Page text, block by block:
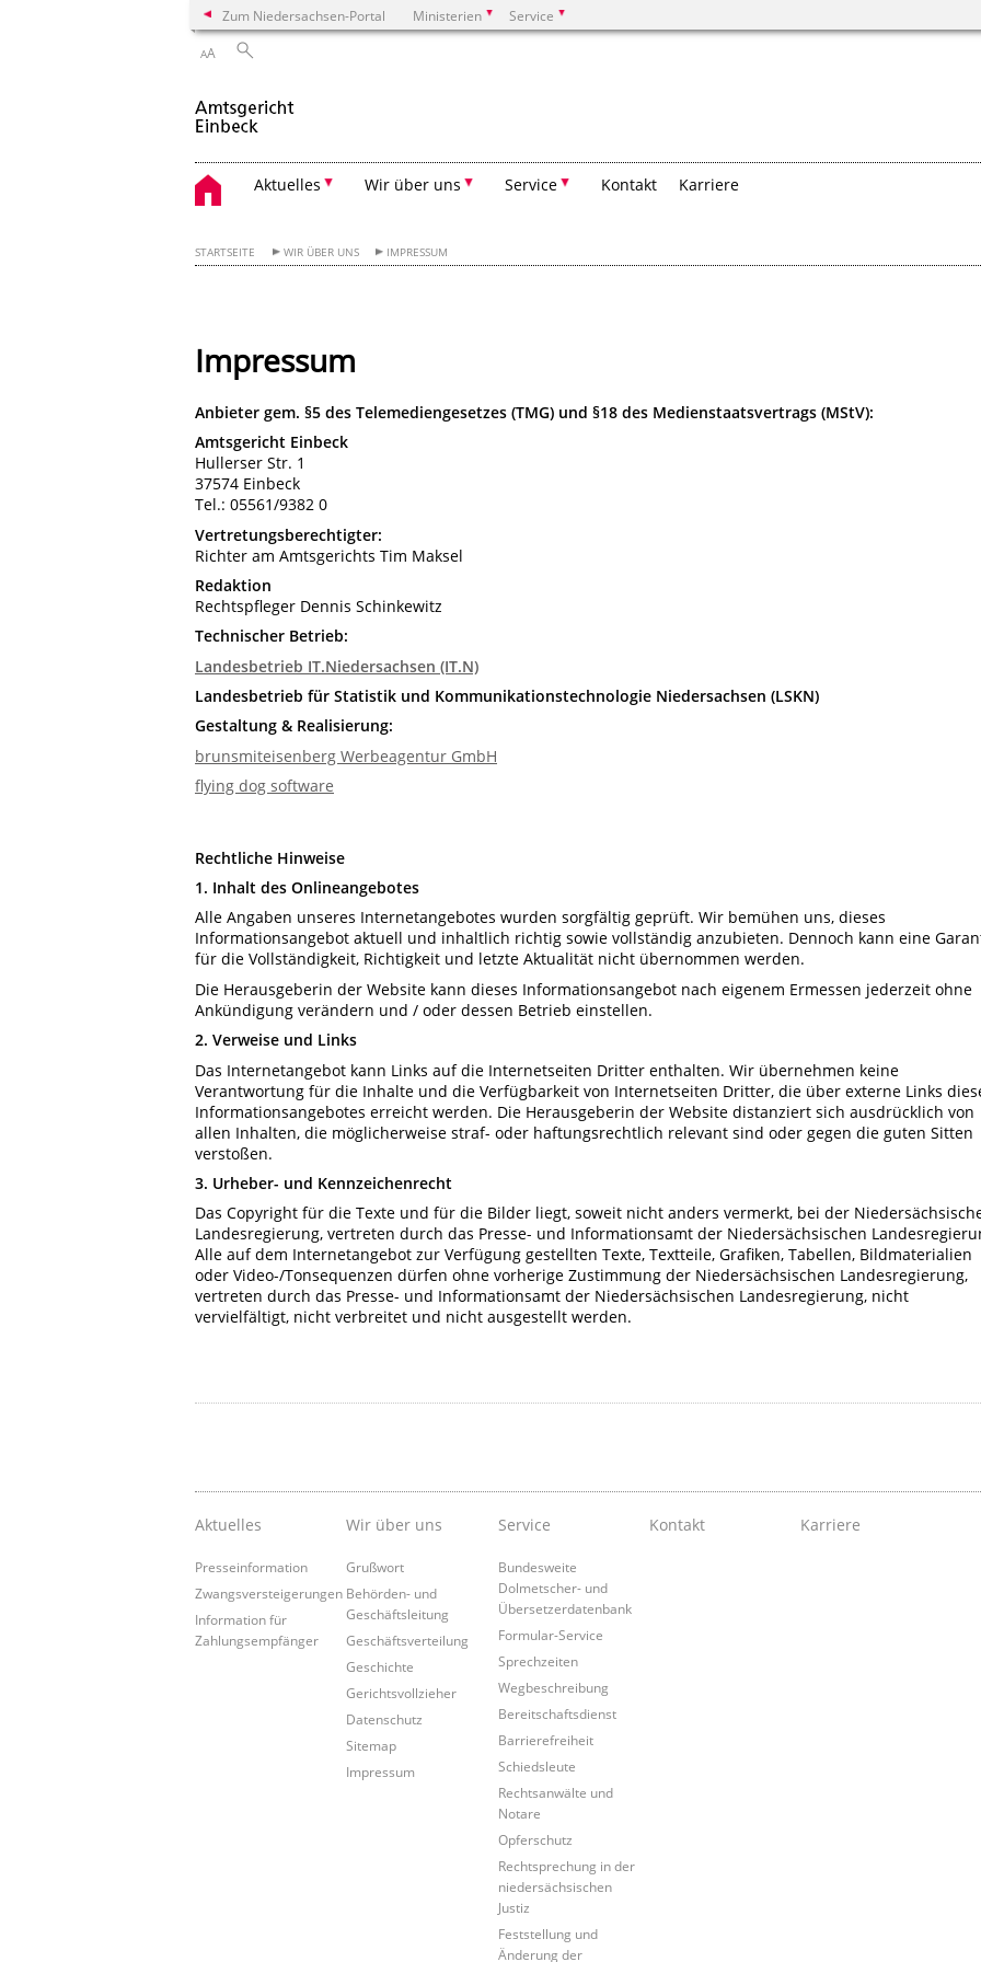
Zum Niedersachsen-Portal Ministerien Service
AA
Aktuelles Wir über uns Service Kontakt Karriere
STARTSEITE WIR ÜBER UNS IMPRESSUM
Impressum
Anbieter gem. §5 des Telemediengesetzes (TMG) und §18 des Medienstaatsvertrags (MStV):
Amtsgericht Einbeck
Hullerser Str. 1
37574 Einbeck
Tel.: 05561/9382 0
Vertretungsberechtigter:
Richter am Amtsgerichts Tim Maksel
Redaktion
Rechtspfleger Dennis Schinkewitz
Technischer Betrieb:
Landesbetrieb IT.Niedersachsen (IT.N)
Landesbetrieb für Statistik und Kommunikationstechnologie Niedersachsen (LSKN)
Gestaltung & Realisierung:
brunsmiteisenberg Werbeagentur GmbH
flying dog software
Rechtliche Hinweise
1. Inhalt des Onlineangebotes
Alle Angaben unseres Internetangebotes wurden sorgfältig geprüft. Wir bemühen uns, dieses
Informationsangebot aktuell und inhaltlich richtig sowie vollständig anzubieten. Dennoch kann eine
für die Vollständigkeit, Richtigkeit und letzte Aktualität nicht übernommen werden.
Die Herausgeberin der Website kann dieses Informationsangebot nach eigenem Ermessen jederzeit ohne
Ankündigung verändern und / oder dessen Betrieb einstellen.
2. Verweise und Links
Das Internetangebot kann Links auf die Internetseiten Dritter enthalten. Wir übernehmen keine
Verantwortung für die Inhalte und die Verfügbarkeit von Internetseiten Dritter, die über externe Links
Informationsangebotes erreicht werden. Die Herausgeberin der Website distanziert sich ausdrücklich von
allen Inhalten, die möglicherweise straf- oder haftungsrechtlich relevant sind oder gegen die guten Sitten
verstoßen.
3. Urheber- und Kennzeichenrecht
Das Copyright für die Texte und für die Bilder liegt, soweit nicht anders vermerkt, bei der
Landesregierung, vertreten durch das Presse- und Informationsamt der Niedersächsischen
Alle auf dem Internetangebot zur Verfügung gestellten Texte, Textteile, Grafiken, Tabellen, Bildmaterialien
oder Video-/Tonsequenzen dürfen ohne vorherige Zustimmung der Niedersächsischen Landesregierung,
vertreten durch das Presse- und Informationsamt der Niedersächsischen Landesregierung, nicht
vervielfältigt, nicht verbreitet und nicht ausgestellt werden.
Aktuelles
Presseinformation
Zwangsversteigerungen
Information für
Zahlungsempfänger
Wir über uns
Grußwort
Behörden- und
Geschäftsleitung
Geschäftsverteilung
Geschichte
Gerichtsvollzieher
Datenschutz
Sitemap
Impressum
Service
Bundesweite
Dolmetscher- und
Übersetzerdatenbank
Formular-Service
Sprechzeiten
Wegbeschreibung
Bereitschaftsdienst
Barrierefreiheit
Schiedsleute
Rechtsanwälte und
Notare
Opferschutz
Rechtsprechung in der
niedersächsischen
Justiz
Feststellung und
Änderung der
Kontakt Karriere